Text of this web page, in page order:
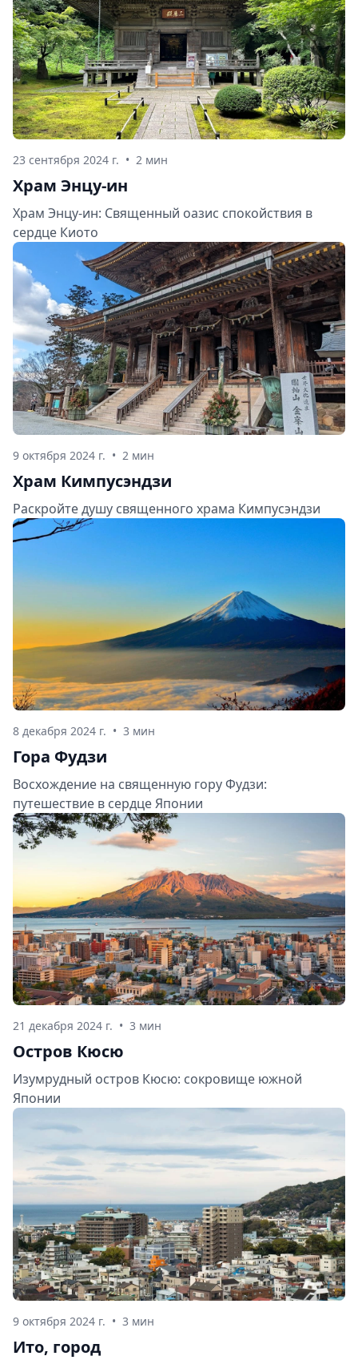
23 сентября 2024 г. • 2 мин
Храм Энцу-ин
Храм Энцу-ин: Священный оазис спокойствия в
сердце Киото
9 октября 2024 г. • 2 мин
Храм Кимпусэндзи
Раскройте душу священного храма Кимпусэндзи
8 декабря 2024 г. • 3 мин
Гора Фудзи
Восхождение на священную гору Фудзи:
путешествие в сердце Японии
21 декабря 2024 г. • 3 мин
Остров Кюсю
Изумрудный остров Кюсю: сокровище южной
Японии
9 октября 2024 г. • 3 мин
Ито, город